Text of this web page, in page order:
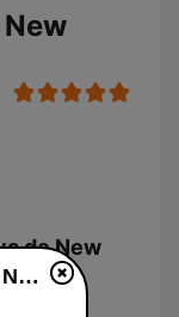
de New
Radio La Explosiva de New York en vivo